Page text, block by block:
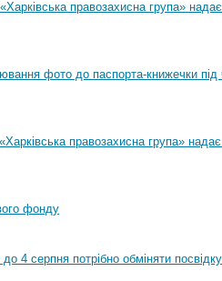
правозахисна група»
фото до паспорта-книжечки під
правозахисна група»
фонду
4 серпня потрібно обміняти